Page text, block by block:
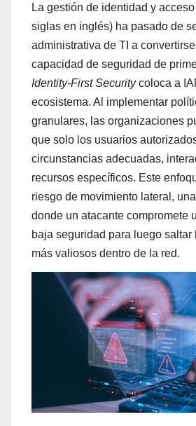
La gestión de identidad y
siglas en inglés) ha pasado de
administrativa de TI a
capacidad de seguridad de
Identity-First Securitycoloca a
ecosistema. Al implementar
granulares, las organizaciones
que solo los usuarios
circunstancias adecuadas,
recursos específicos. Este
riesgo de movimiento lateral,
donde un atacante compromete
baja seguridad para luego saltar
más valiosos dentro de la red.